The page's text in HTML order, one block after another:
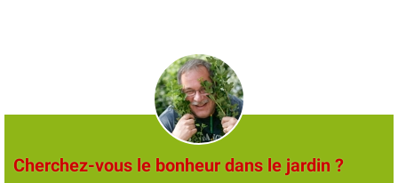
Cherchez-vous le bonheur dans le jardin ?